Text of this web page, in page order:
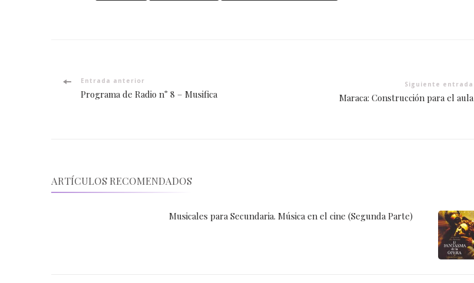
Navegación
Entrada anterior
Programa de Radio n° 8 – Musifica
Siguiente entrada
Maraca: Construcción para el aula
ARTÍCULOS RECOMENDADOS
Musicales para Secundaria. Música en el cine (Segunda Parte)